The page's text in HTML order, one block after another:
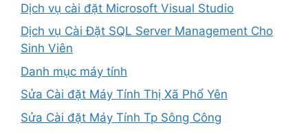
Dịch vụ cài đặt Microsoft Visual Studio
Dịch vụ Cài Đặt SQL Server Management Cho
Sinh Viên
Danh mục máy tính
Sửa Cài đặt Máy Tính Thị Xã Phổ Yên
Sửa Cài đặt Máy Tính Tp Sông Công